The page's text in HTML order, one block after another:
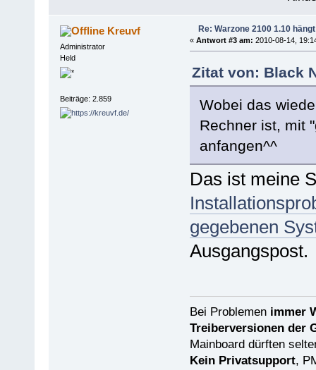
Kreuvf
Administrator
Held
Beiträge: 2.859
Re: Warzone 2100 1.10 hängt
« Antwort #3 am: 2010-08-14,
Zitat von: Black
Wobei das
Rechner ist, mit
anfangen^^
Das ist meine
gegebenen
Ausgangspost.
Bei Problemen immer
Treiberversionen der
Mainboard dürften
Kein Privatsupport,